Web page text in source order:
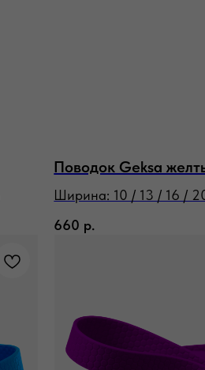
Поводок Geksa
Ширина: 10 / 13 / 16 /
660 р.